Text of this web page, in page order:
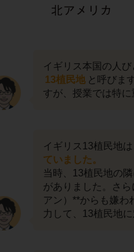
イギリス本国の人
13植民地 と呼びま
すが、授業では特
イギリス13植民地
ていました。
当時、13植民地の
がありました。さ
アン）**からも嫌わ
力して、13植民地